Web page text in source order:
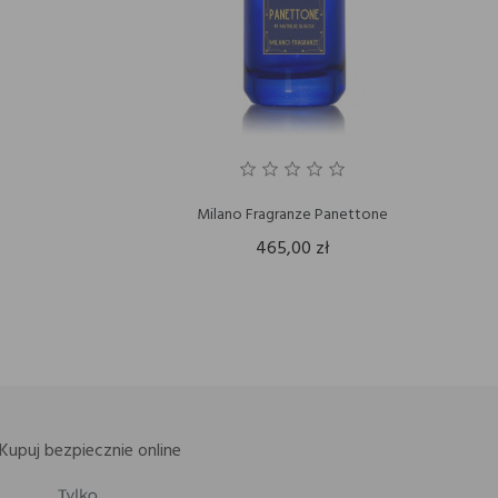
Milano Fragranze Panettone
465,00 zł
Kupuj bezpiecznie online